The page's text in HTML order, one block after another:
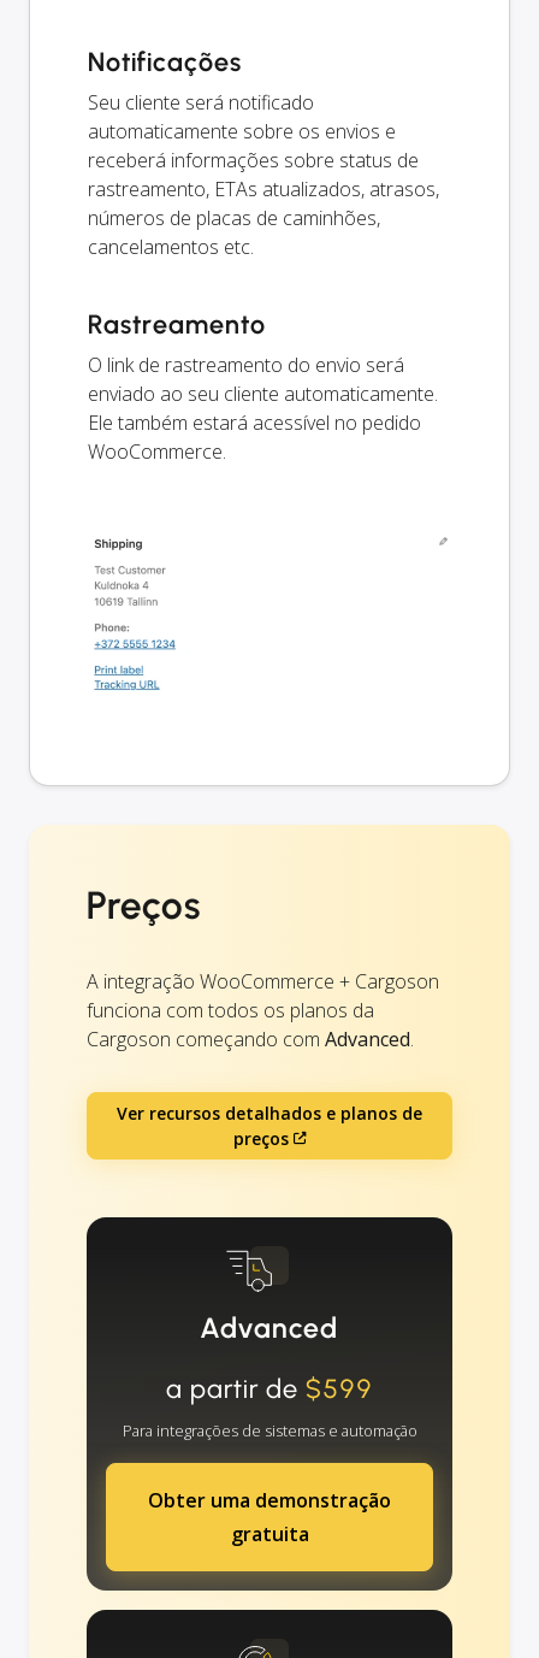
Notificações
Seu cliente será notificado
automaticamente sobre os envios e
receberá informações sobre status de
rastreamento, ETAs atualizados, atrasos,
números de placas de caminhões,
cancelamentos etc.
Rastreamento
O link de rastreamento do envio será
enviado ao seu cliente automaticamente.
Ele também estará acessível no pedido
WooCommerce.
Preços
A integração WooCommerce + Cargoson
funciona com todos os planos da
Cargoson começando com Advanced.
Ver recursos detalhados e planos de
preços
Advanced
a partir de $599
Para integrações de sistemas e automação
Obter uma demonstração
gratuita